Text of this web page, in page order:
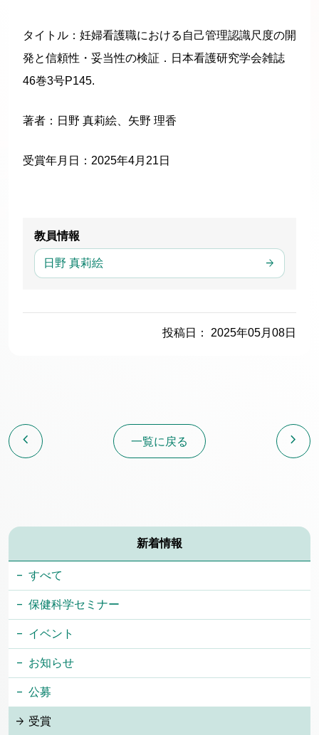
タイトル：妊婦看護職における自己管理認識尺度の開
発と信頼性・妥当性の検証．日本看護研究学会雑誌
46巻3号P145.
著者：日野 真莉絵、矢野 理香
受賞年月日：2025年4月21日
教員情報
日野 真莉絵
投稿日： 2025年05月08日
chevron_left 一覧に戻る chevron_right
新着情報
すべて
保健科学セミナー
イベント
お知らせ
公募
受賞